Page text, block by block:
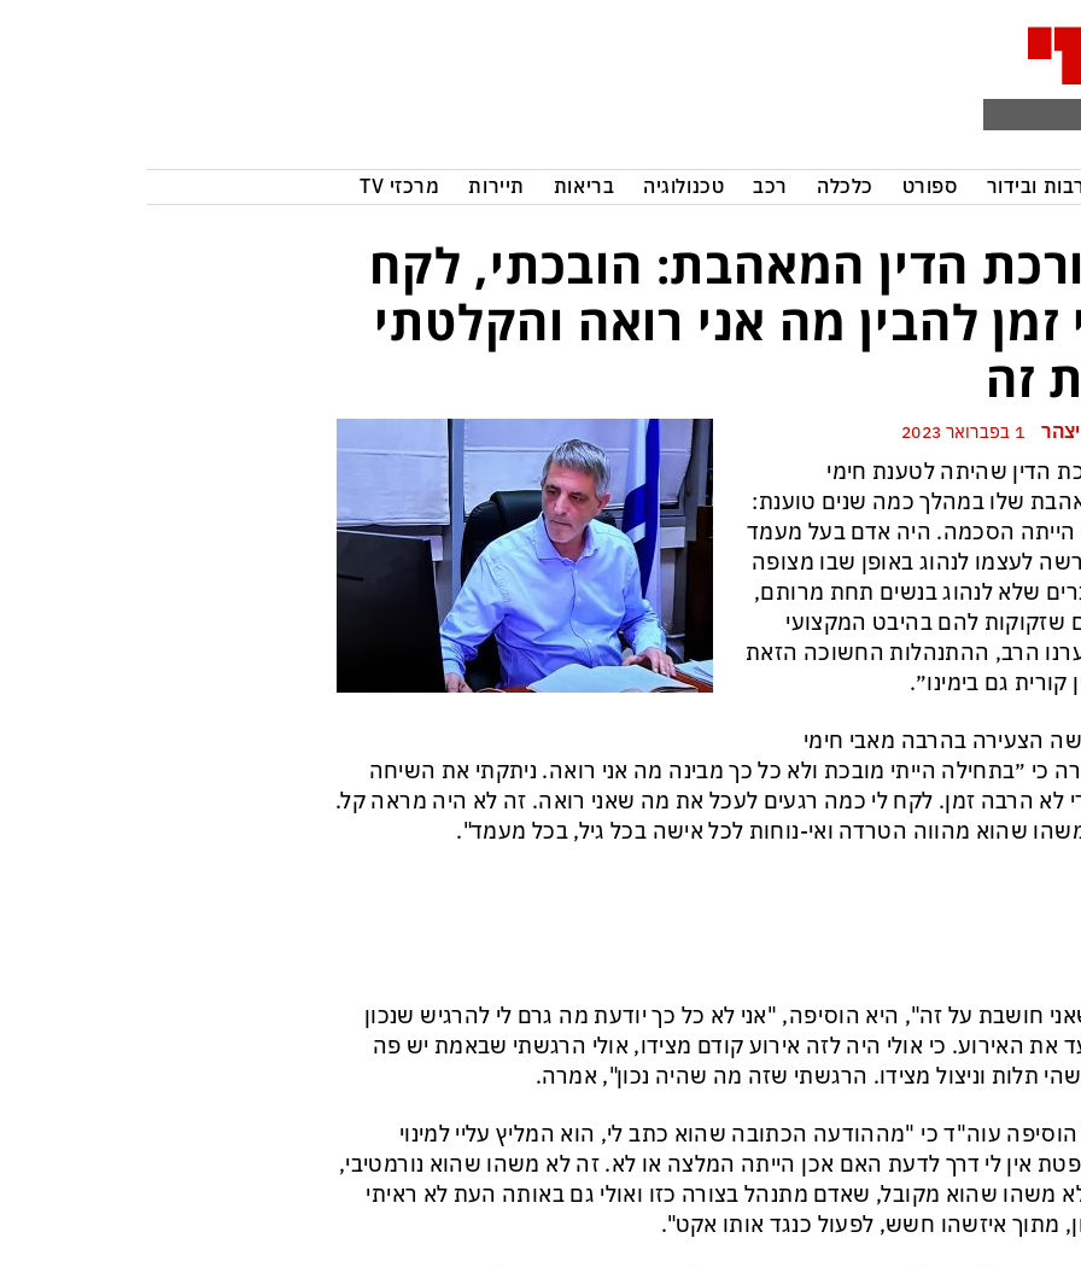
ובידור ספורט כלכלה רכב טכנולוגיה בריאות תיירות מרכזי TV
הדין המאהבת: הובכתי, לקח
זמן להבין מה אני רואה והקלטתי
זה
הדין שהיתה לטענת חימי
שלו במהלך כמה שנים טוענת:
הייתה הסכמה. היה אדם בעל מעמד
לעצמו לנהוג באופן שבו מצופה
שלא לנהוג בנשים תחת מרותם,
שזקוקות להם בהיבט המקצועי
הרב, ההתנהלות החשוכה הזאת
קורית גם בימינו״.
הצעירה בהרבה מאבי חימי
כי ״בתחילה הייתי מובכת ולא כל כך מבינה מה אני רואה. ניתקתי את השיחה
לא הרבה זמן. לקח לי כמה רגעים לעכל את מה שאני רואה. זה לא היה מראה קל.
שהוא מהווה הטרדה ואי-נוחות לכל אישה בכל גיל, בכל מעמד".
חושבת על זה", היא הוסיפה, "אני לא כל כך יודעת מה גרם לי להרגיש שנכון
את האירוע. כי אולי היה לזה אירוע קודם מצידו, אולי הרגשתי שבאמת יש פה
תלות וניצול מצידו. הרגשתי שזה מה שהיה נכון", אמרה.
הוסיפה עוה"ד כי "מההודעה הכתובה שהוא כתב לי, הוא המליץ עליי למינוי
אין לי דרך לדעת האם אכן הייתה המלצה או לא. זה לא משהו שהוא נורמטיבי,
משהו שהוא מקובל, שאדם מתנהל בצורה כזו ואולי גם באותה העת לא ראיתי
מתוך איזשהו חשש, לפעול כנגד אותו אקט".